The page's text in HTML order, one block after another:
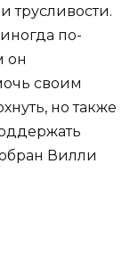
трусливости.
по-
он
своим
но также
Вилли